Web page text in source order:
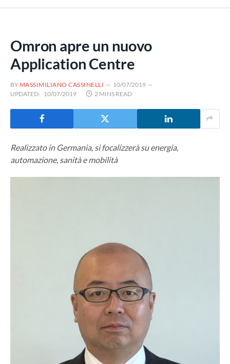
Omron apre un nuovo
Application Centre
BY MASSIMILIANO CASSINELLI
10/07/2019
UPDATED: 10/07/2019 2 MINS READ
Realizzato in Germania, si focalizzerà su energia,
automazione, sanità e mobilità